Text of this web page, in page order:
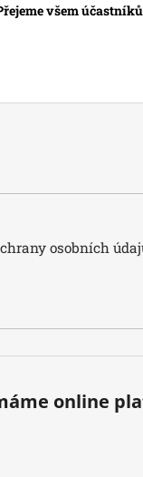
všem
osobních
online